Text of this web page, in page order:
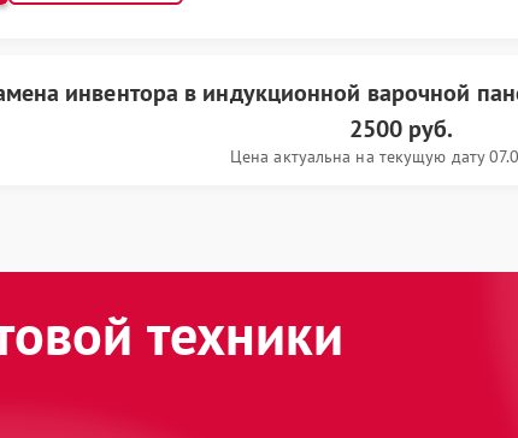
инвентора в индукционной варочной
2500 руб.
Цена актуальна на текущую дату
техники